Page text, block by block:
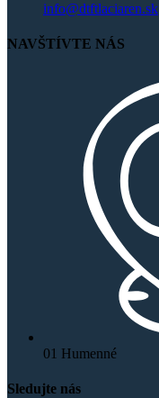
info@dtftlaciaren.sk
NAVŠTÍVTE NÁS
01 Humenné
Sledujte nás